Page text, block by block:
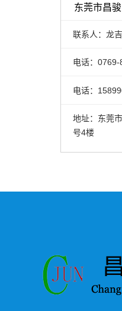
东莞市昌
联系人：龙
电话：
电话：
地址：东莞
号4楼